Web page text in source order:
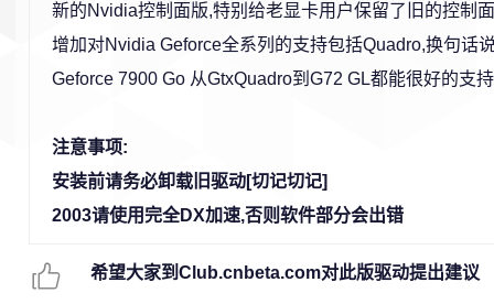
新的Nvidia控制面版,特别给老显卡用户保留了旧的控制
增加对Nvidia Geforce全系列的支持包括Quadro,换句话
Geforce 7900 Go 从GtxQuadro到G72 GL都能很好的支
注意事项:
安装前请务必卸载旧驱动[切记切记]
2003请使用完全DX加速,否则软件部分会出错
希望大家到Club.cnbeta.com对此版驱动提出建议